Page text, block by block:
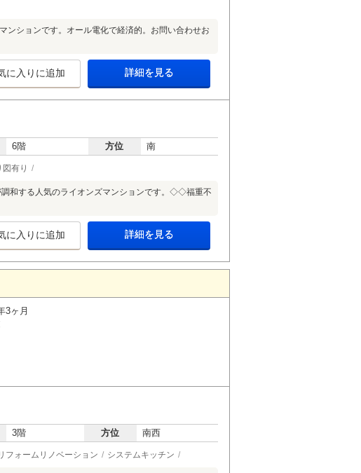
ンションです。オール電化で経済的。お問い合わせお
に入りに追加 詳細を見る
6階 方位 南
図有り
和する人気のライオンズマンションです。◇◇福重不
に入りに追加 詳細を見る
3ヶ月
3階 方位 南西
リフォームリノベーション システムキッチン